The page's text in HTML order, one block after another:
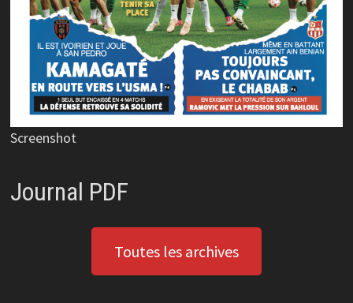
Screenshot
Journal PDF
Toutes les archives